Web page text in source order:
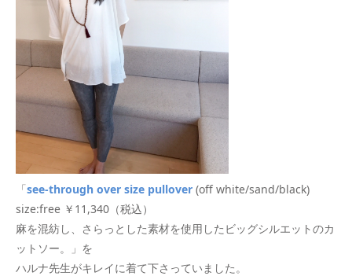
「see-through over size pullover (off white/sand/black)
size:free ￥11,340（税込）
麻を混紡し、さらっとした素材を使用したビッグシルエットのカ
ットソー。」を
ハルナ先生がキレイに着て下さっていました。